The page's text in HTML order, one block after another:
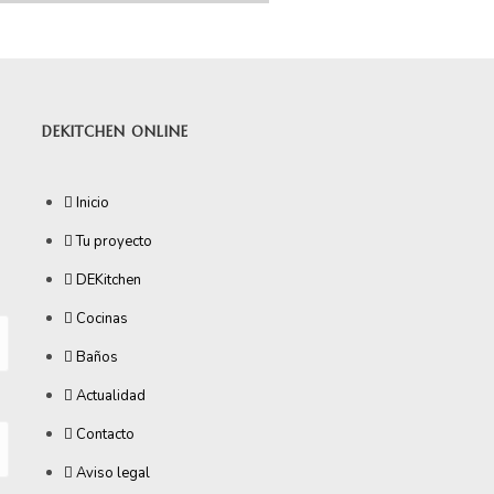
DEKITCHEN ONLINE
Inicio
Tu proyecto
DEKitchen
Cocinas
Baños
Actualidad
Contacto
Aviso legal